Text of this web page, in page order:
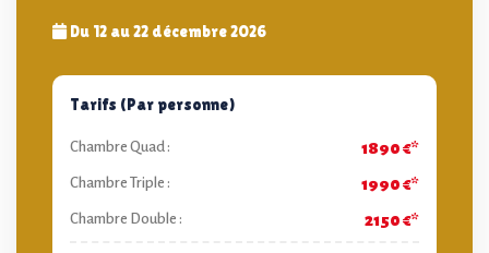
Du 12 au 22 décembre 2026
Tarifs (Par personne)
Chambre Quad : 1890 €*
Chambre Triple : 1990 €*
Chambre Double : 2150 €*